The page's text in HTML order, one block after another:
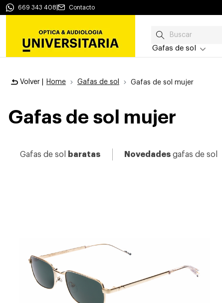
669 343 408 Contacto
Gafas de sol
Volver | Home Gafas de sol Gafas de sol mujer
Gafas de sol mujer
Gafas de sol baratas Novedades gafas de sol